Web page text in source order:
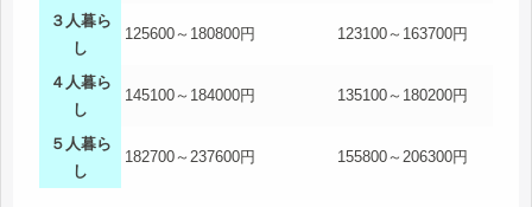
３人暮ら
し
125600～180800円 123100～163700円
４人暮ら
し
145100～184000円 135100～180200円
５人暮ら
し
182700～237600円 155800～206300円